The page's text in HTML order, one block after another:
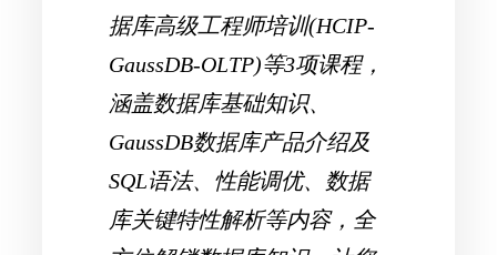
据库高级工程师培训(HCIP-
GaussDB-OLTP)等3项课程，
涵盖数据库基础知识、
GaussDB数据库产品介绍及
SQL语法、性能调优、数据
库关键特性解析等内容，全